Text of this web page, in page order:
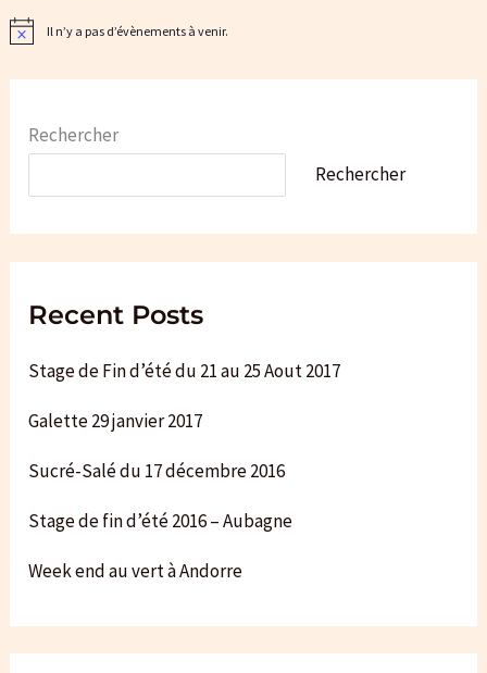
N
Il n’y a pas d’évènements à venir.
Rechercher
Rechercher
Recent Posts
Stage de Fin d’été du 21 au 25 Aout 2017
Galette 29 janvier 2017
Sucré-Salé du 17 décembre 2016
Stage de fin d’été 2016 – Aubagne
Week end au vert à Andorre